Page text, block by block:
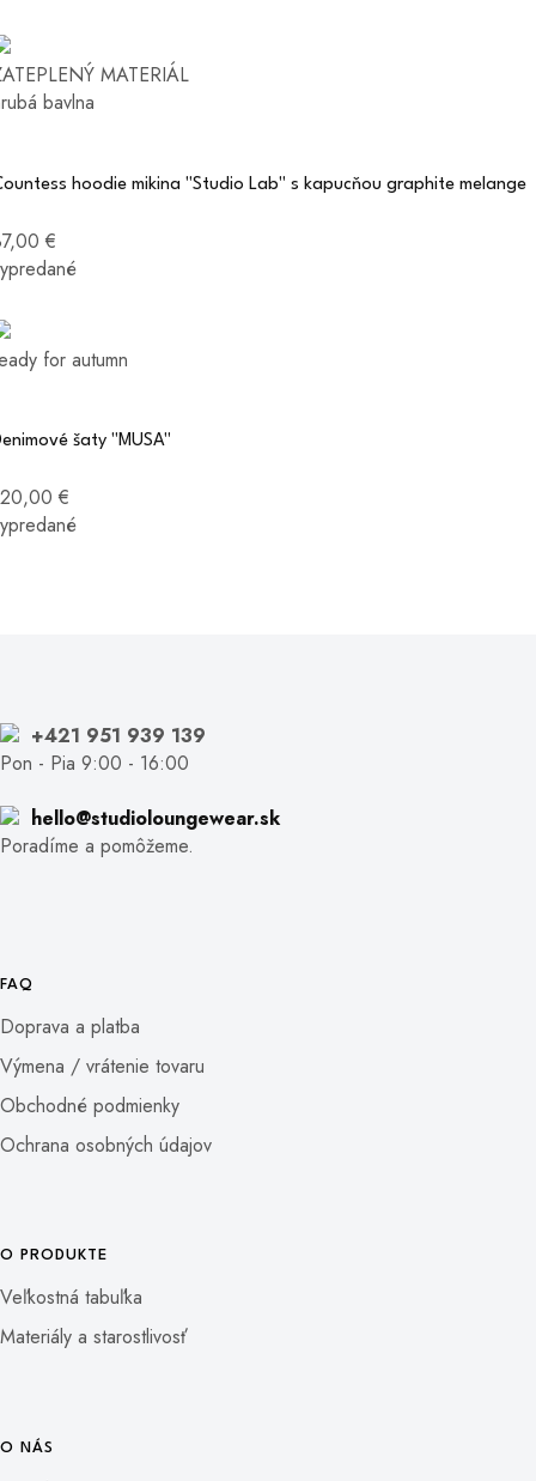
MATERIÁL
bavlna
hoodie mikina "Studio Lab" s kapucňou graphite melange
€
for autumn
šaty "MUSA"
€
+421 951 939 139
Pon - Pia 9:00 - 16:00
hello@studioloungewear.sk
Poradíme a pomôžeme.
FAQ
Doprava a platba
Výmena / vrátenie tovaru
Obchodné podmienky
Ochrana osobných údajov
O PRODUKTE
Veľkostná tabuľka
Materiály a starostlivosť
O NÁS